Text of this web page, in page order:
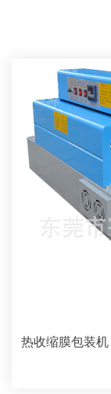
热收缩膜包装